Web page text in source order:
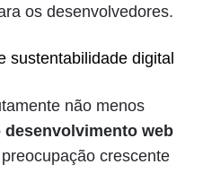
os desenvolvedores.
sustentabilidade digital
não menos
web
crescente